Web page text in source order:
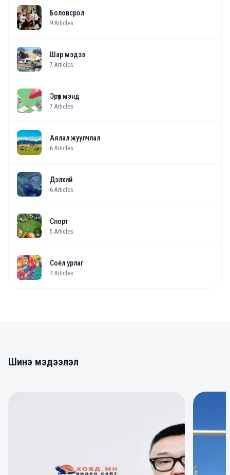
Боловсрол
9 Articles
Шар мэдээ
7 Articles
Эрүүл мэнд
7 Articles
Аялал жуулчлал
6 Articles
Дэлхий
6 Articles
Спорт
5 Articles
Соёл урлаг
4 Articles
Шинэ мэдээлэл